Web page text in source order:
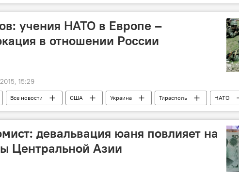
Халед Асаад ЮНЕСКО ИГИЛ археология
учения НАТО в Европе –
в отношении России
15:29
Все новости США Украина Тирасполь
НАТО
конфликт Россия военные учения ОДКБ
девальвация юаня повлияет на
Центральной Азии